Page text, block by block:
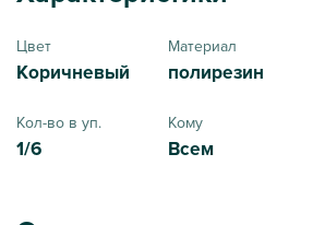
Цвет
Коричневый
Материал
полирезин
Кол-во в уп.
1/6
Кому
Всем